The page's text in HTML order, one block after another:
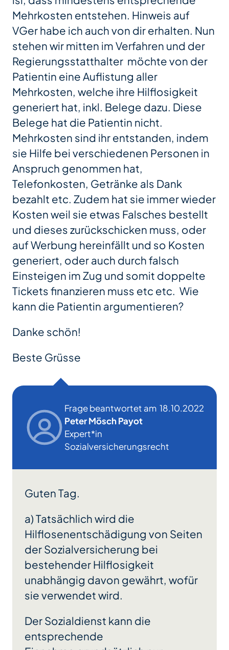
Mehrkosten entstehen. Hinweis auf
VGer habe ich auch von dir erhalten. Nun
stehen wir mitten im Verfahren und der
Regierungsstatthalter möchte von der
Patientin eine Auflistung aller
Mehrkosten, welche ihre Hilflosigkeit
generiert hat, inkl. Belege dazu. Diese
Belege hat die Patientin nicht.
Mehrkosten sind ihr entstanden, indem
sie Hilfe bei verschiedenen Personen in
Anspruch genommen hat,
Telefonkosten, Getränke als Dank
bezahlt etc. Zudem hat sie immer wieder
Kosten weil sie etwas Falsches bestellt
und dieses zurückschicken muss, oder
auf Werbung hereinfällt und so Kosten
generiert, oder auch durch falsch
Einsteigen im Zug und somit doppelte
Tickets finanzieren muss etc etc. Wie
kann die Patientin argumentieren?
Danke schön!
Beste Grüsse
Frage beantwortet am 18.10.2022
Peter Mösch Payot
Expert*in
Sozialversicherungsrecht
Guten Tag.
a) Tatsächlich wird die
Hilflosenentschädigung von Seiten
der Sozialversicherung bei
bestehender Hilflosigkeit
unabhängig davon gewährt, wofür
sie verwendet wird.
Der Sozialdienst kann die
entsprechende